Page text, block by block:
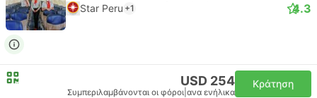
Star Peru +1 4.3
USD 254
Συμπεριλαμβάνονται οι φόροι ανα ενήλικα
Κράτηση